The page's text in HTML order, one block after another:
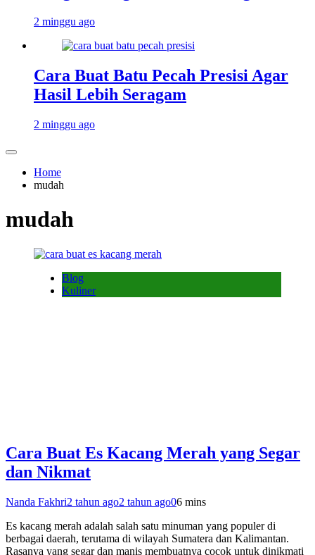
2 minggu ago
Cara Buat Batu Pecah Presisi Agar
Hasil Lebih Seragam
2 minggu ago
Home
mudah
mudah
Blog
Kuliner
Cara Buat Es Kacang Merah yang Segar
dan Nikmat
Nanda Fakhri2 tahun ago2 tahun ago06 mins
Es kacang merah adalah salah satu minuman yang populer di
berbagai daerah, terutama di wilayah Sumatera dan Kalimantan.
Rasanya yang segar dan manis membuatnya cocok untuk dinikmati